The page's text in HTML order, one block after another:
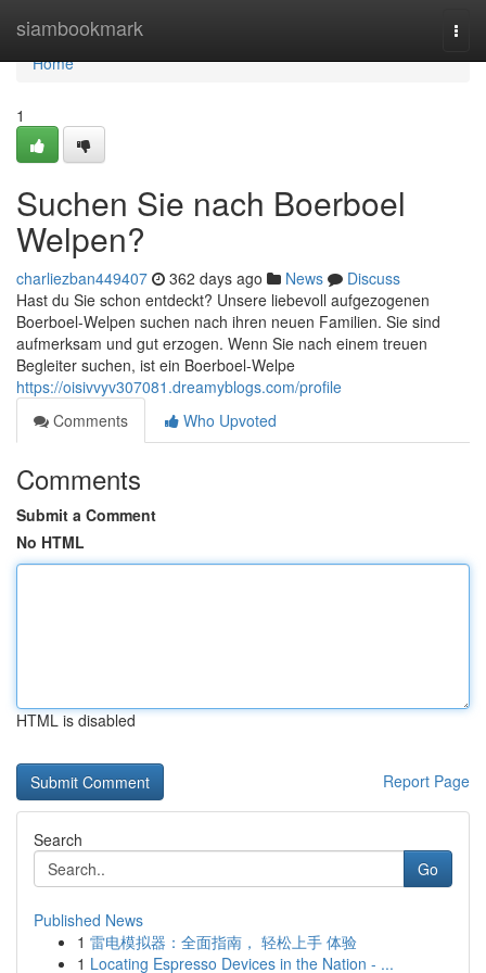
siambookmark
Home
Home
1
Suchen Sie nach Boerboel
Welpen?
charliezban449407 362 days ago News
Discuss
Hast du Sie schon entdeckt? Unsere liebevoll aufgezogenen
Boerboel-Welpen suchen nach ihren neuen Familien. Sie sind
aufmerksam und gut erzogen. Wenn Sie nach einem treuen
Begleiter suchen, ist ein Boerboel-Welpe
https://oisivvyv307081.dreamyblogs.com/profile
Comments
Who Upvoted
Comments
Submit a Comment
No HTML
HTML is disabled
Report Page
Search
Go
Published News
1 雷电模拟器：全面指南， 轻松上手 体验
1 Locating Espresso Devices in the Nation - ...